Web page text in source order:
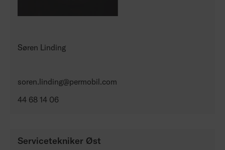
Søren Linding
soren.linding@permobil.com
44 68 14 06
Servicetekniker Øst